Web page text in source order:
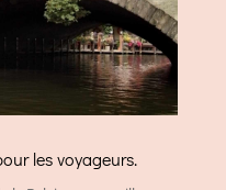
les voyageurs.